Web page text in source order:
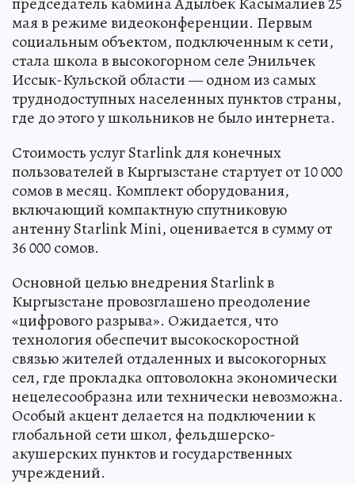
мая в режиме видеоконференции. Первым
социальным объектом, подключенным к сети,
стала школа в высокогорном селе Энильчек
Иссык-Кульской области — одном из самых
труднодоступных населенных пунктов страны,
где до этого у школьников не было интернета.
Стоимость услуг Starlink для конечных
пользователей в Кыргызстане стартует от 10 000
сомов в месяц. Комплект оборудования,
включающий компактную спутниковую
антенну Starlink Mini, оценивается в сумму от
36 000 сомов.
Основной целью внедрения Starlink в
Кыргызстане провозглашено преодоление
«цифрового разрыва». Ожидается, что
технология обеспечит высокоскоростной
связью жителей отдаленных и высокогорных
сел, где прокладка оптоволокна экономически
нецелесообразна или технически невозможна.
Особый акцент делается на подключении к
глобальной сети школ, фельдшерско-
акушерских пунктов и государственных
учреждений.